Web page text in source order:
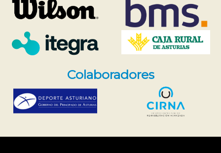
Colaboradores